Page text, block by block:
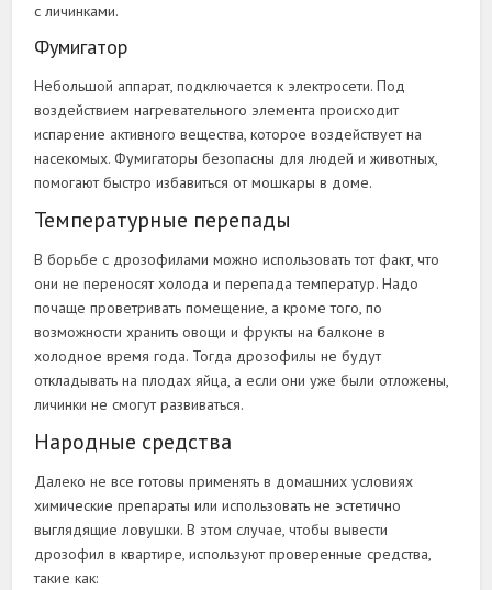
с личинками.
Фумигатор
Небольшой аппарат, подключается к электросети. Под
воздействием нагревательного элемента происходит
испарение активного вещества, которое воздействует на
насекомых. Фумигаторы безопасны для людей и животных,
помогают быстро избавиться от мошкары в доме.
Температурные перепады
В борьбе с дрозофилами можно использовать тот факт, что
они не переносят холода и перепада температур. Надо
почаще проветривать помещение, а кроме того, по
возможности хранить овощи и фрукты на балконе в
холодное время года. Тогда дрозофилы не будут
откладывать на плодах яйца, а если они уже были отложены,
личинки не смогут развиваться.
Народные средства
Далеко не все готовы применять в домашних условиях
химические препараты или использовать не эстетично
выглядящие ловушки. В этом случае, чтобы вывести
дрозофил в квартире, используют проверенные средства,
такие как: